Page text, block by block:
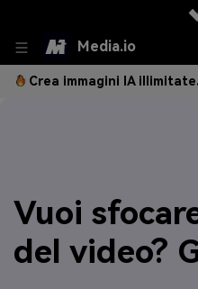
Media.io
Crea immagini IA
Vuoi
del video?